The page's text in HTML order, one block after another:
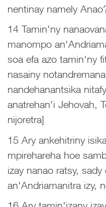
nentinay namely
14 Tamin'ny
manompo
soa efa azo tamin'ny
nasainy
nandehanantsika
anatrehan'i Jehovah,
nijoretra]
15 Ary ankehitriny
mpirehareha hoe
izay nanao ratsy, sady
an'Andriamanitra izy,